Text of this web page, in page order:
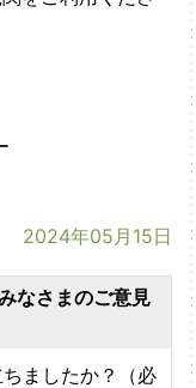
2024年05月15日
なさまのご意見
ましたか？（必